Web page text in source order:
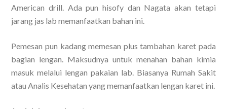
American drill. Ada pun hisofy dan Nagata akan tetapi
jarang jas lab memanfaatkan bahan ini.
Pemesan pun kadang memesan plus tambahan karet pada
bagian lengan. Maksudnya untuk menahan bahan kimia
masuk melalui lengan pakaian lab. Biasanya Rumah Sakit
atau Analis Kesehatan yang memanfaatkan lengan karet ini.